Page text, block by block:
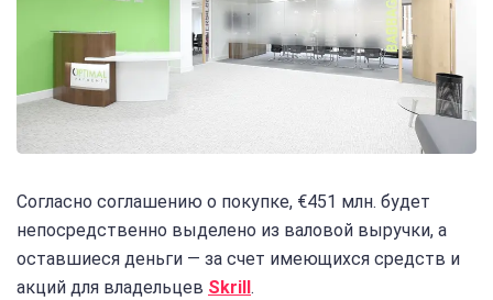
Согласно соглашению о покупке, €451 млн. будет
непосредственно выделено из валовой выручки, а
оставшиеся деньги — за счет имеющихся средств и
акций для владельцев Skrill.